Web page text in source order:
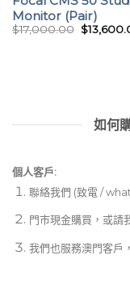
Monitor (Pair)
$17,000.00 $
如何
個人客戶:
聯絡我們 (致電 /
門市現金購買，或請
我們也服務澳門客戶